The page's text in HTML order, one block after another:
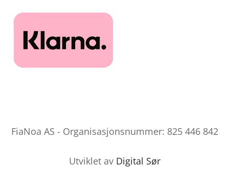
FiaNoa AS - Organisasjonsnummer: 825 446 842
Utviklet av Digital Sør